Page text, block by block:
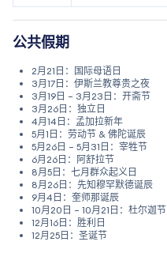
公共假期
2月21日：国际母语日
3月17日：伊斯兰教尊贵之夜
3月19日 – 3月23日：开斋节
3月26日：独立日
4月14日：孟加拉新年
5月1日：劳动节 & 佛陀诞辰
5月26日 – 5月31日：宰牲节
6月26日：阿舒拉节
8月5日：七月群众起义日
8月26日：先知穆罕默德诞辰
9月4日：奎师那诞辰
10月20日 – 10月21日：杜尔迦节
12月16日：胜利日
12月25日：圣诞节